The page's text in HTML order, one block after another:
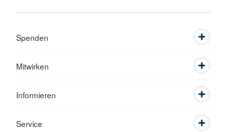
Spenden
Mitwirken
Informieren
Service